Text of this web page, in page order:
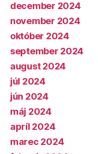
december 2024
november 2024
október 2024
september 2024
august 2024
júl 2024
jún 2024
máj 2024
apríl 2024
marec 2024